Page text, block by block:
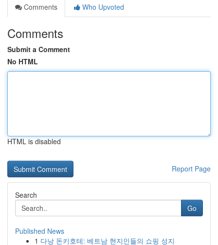
Comments
Who Upvoted
Comments
Submit a Comment
No HTML
HTML is disabled
Report Page
Search
Go
Published News
1 다낭 돈키호테: 베트남 현지인들의 쇼핑 성지